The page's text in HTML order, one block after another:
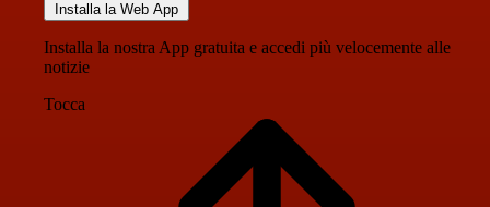
Installa la Web App
Installa la nostra App gratuita e accedi più velocemente alle
notizie
Tocca